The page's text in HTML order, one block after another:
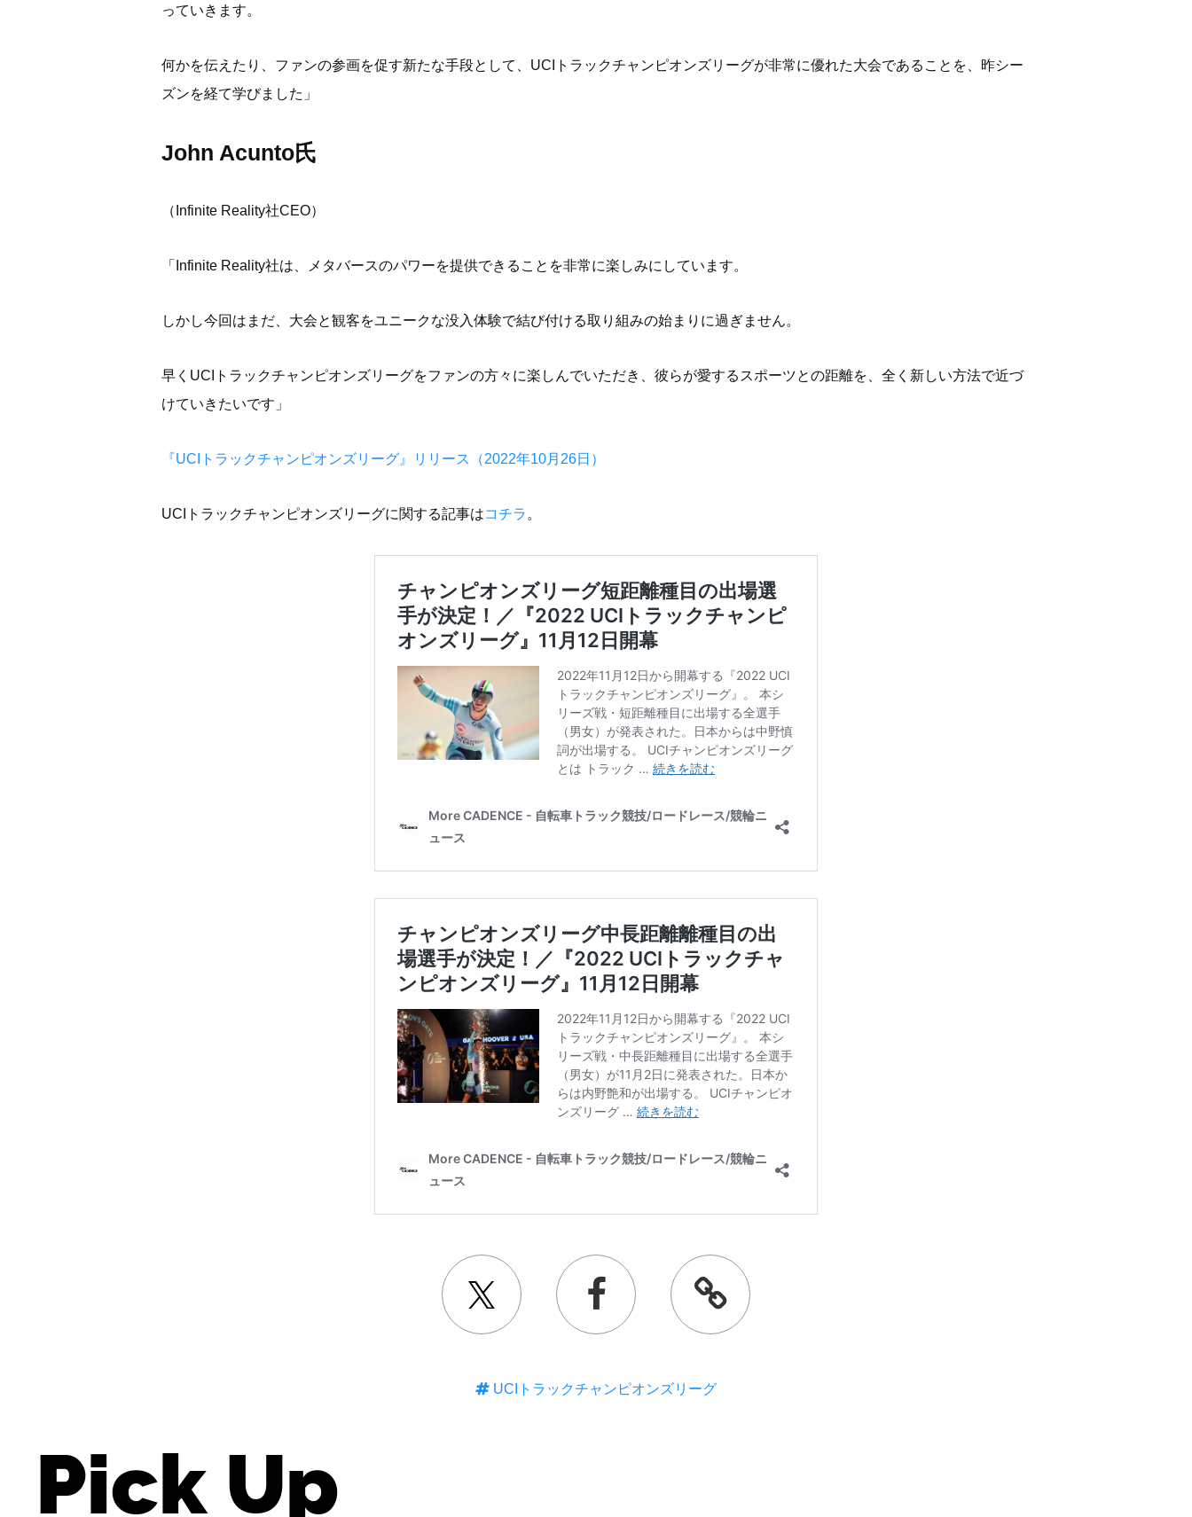
っていきます。
何かを伝えたり、ファンの参画を促す新たな手段として、UCIトラックチャンピオンズリーグが非常に優れた大会であることを、昨シー
ズンを経て学びました」
John Acunto氏
（Infinite Reality社CEO）
「Infinite Reality社は、メタバースのパワーを提供できることを非常に楽しみにしています。
しかし今回はまだ、大会と観客をユニークな没入体験で結び付ける取り組みの始まりに過ぎません。
早くUCIトラックチャンピオンズリーグをファンの方々に楽しんでいただき、彼らが愛するスポーツとの距離を、全く新しい方法で近づ
けていきたいです」
『UCIトラックチャンピオンズリーグ』リリース（2022年10月26日）
UCIトラックチャンピオンズリーグに関する記事はコチラ。
UCIトラックチャンピオンズリーグ
Pick Up